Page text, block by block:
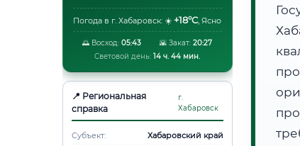
Погода в г. Хабаровск: ☀️ +18°C, Ясно
🌅 Восход: 05:43 🌇 Закат:20:27
Световой день: 14 ч. 44 мин.
📍 Региональная
справка
г.
Хабаровск
Субъект:
Хабаровский край